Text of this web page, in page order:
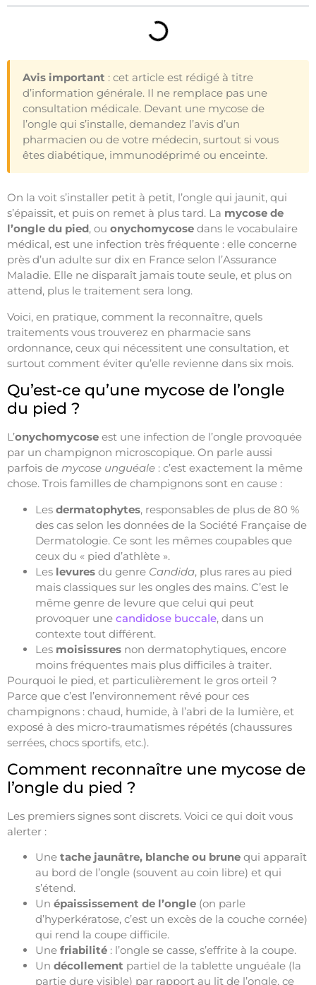
Avis important : cet article est rédigé à titre
d’information générale. Il ne remplace pas une
consultation médicale. Devant une mycose de
l’ongle qui s’installe, demandez l’avis d’un
pharmacien ou de votre médecin, surtout si vous
êtes diabétique, immunodéprimé ou enceinte.
On la voit s’installer petit à petit, l’ongle qui jaunit, qui
s’épaissit, et puis on remet à plus tard. La mycose de
l’ongle du pied, ou onychomycose dans le vocabulaire
médical, est une infection très fréquente : elle concerne
près d’un adulte sur dix en France selon l’Assurance
Maladie. Elle ne disparaît jamais toute seule, et plus on
attend, plus le traitement sera long.
Voici, en pratique, comment la reconnaître, quels
traitements vous trouverez en pharmacie sans
ordonnance, ceux qui nécessitent une consultation, et
surtout comment éviter qu’elle revienne dans six mois.
Qu’est-ce qu’une mycose de l’ongle
du pied ?
L’onychomycose est une infection de l’ongle provoquée
par un champignon microscopique. On parle aussi
parfois de mycose unguéale : c’est exactement la même
chose. Trois familles de champignons sont en cause :
Les dermatophytes, responsables de plus de 80 %
des cas selon les données de la Société Française de
Dermatologie. Ce sont les mêmes coupables que
ceux du « pied d’athlète ».
Les levures du genre Candida, plus rares au pied
mais classiques sur les ongles des mains. C’est le
même genre de levure que celui qui peut
provoquer une candidose buccale, dans un
contexte tout différent.
Les moisissures non dermatophytiques, encore
moins fréquentes mais plus difficiles à traiter.
Pourquoi le pied, et particulièrement le gros orteil ?
Parce que c’est l’environnement rêvé pour ces
champignons : chaud, humide, à l’abri de la lumière, et
exposé à des micro-traumatismes répétés (chaussures
serrées, chocs sportifs, etc.).
Comment reconnaître une mycose de
l’ongle du pied ?
Les premiers signes sont discrets. Voici ce qui doit vous
alerter :
Une tache jaunâtre, blanche ou brune qui apparaît
au bord de l’ongle (souvent au coin libre) et qui
s’étend.
Un épaississement de l’ongle (on parle
d’hyperkératose, c’est un excès de la couche cornée)
qui rend la coupe difficile.
Une friabilité : l’ongle se casse, s’effrite à la coupe.
Un décollement partiel de la tablette unguéale (la
partie dure visible) par rapport au lit de l’ongle, ce